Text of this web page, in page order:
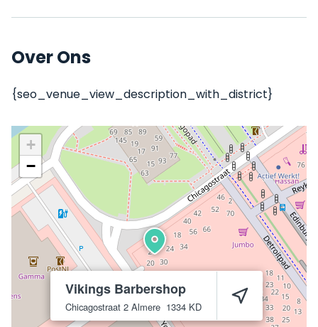
Over Ons
{seo_venue_view_description_with_district}
Vikings Barbershop
Chicagostraat 2 Almere 1334 KD
+
−